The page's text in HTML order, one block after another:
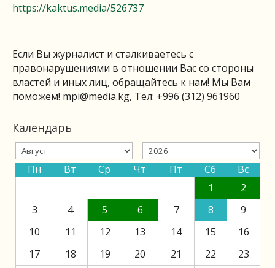
https://kaktus.media/526737
Если Вы журналист и сталкиваетесь с
правонарушениями в отношении Вас со стороны
властей и иных лиц, обращайтесь к нам! Мы Вам
поможем! mpi@media.kg, Тел: +996 (312) 961960
Календарь
Пн Вт Ср Чт Пт Сб
Вс
1
2
3
4 5 6 7 8
9
10
11 12 13 14 15
16
17
18 19 20 21 22
23